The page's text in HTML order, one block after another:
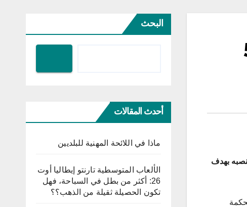
العزيز 5
في قضية استغلال منصبه بهدف
البحث
أحدث المقالات
ماذا في اللائحة المهنية للبلديين
الألعاب المتوسطية تارنتو إيطاليا أوت
26: أكثر من بطل في السباحة، فهل
تكون الحصيلة ثقيلة من الذهب؟؟